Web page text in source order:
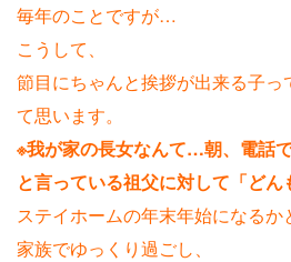
毎年のことですが…
こうして、
節目にちゃんと挨拶が出来る子っ
て思います。
※我が家の長女なんて…朝、電話
と言っている祖父に対して「ど
ステイホームの年末年始になるか
家族でゆっくり過ごし、